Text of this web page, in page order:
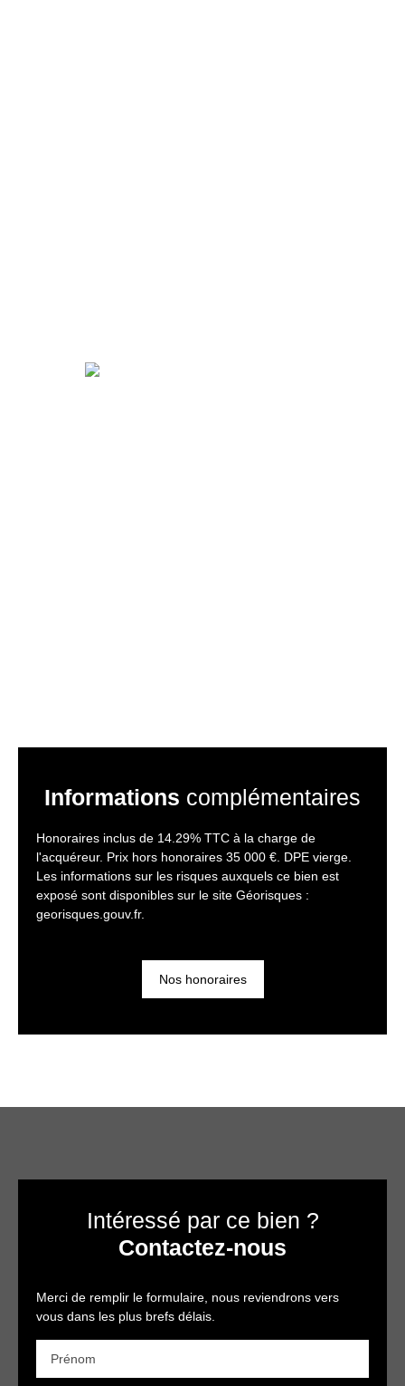
Informations complémentaires
Honoraires inclus de 14.29% TTC à la charge de
l'acquéreur. Prix hors honoraires 35 000 €. DPE vierge.
Les informations sur les risques auxquels ce bien est
exposé sont disponibles sur le site Géorisques :
georisques.gouv.fr.
Nos honoraires
Intéressé par ce bien ?
Contactez-nous
Merci de remplir le formulaire, nous reviendrons vers
vous dans les plus brefs délais.
Prénom